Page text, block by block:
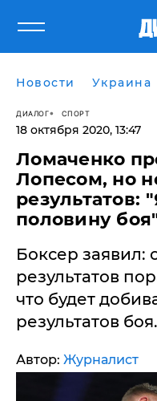
Новости Украина
ДИАЛОГ СПОРТ
18 октября 2020, 13:47
Ломаченко
Лопесом, но
результатов:
половину
Боксер заявил:
результатов
что будет
результатов боя.
Автор: Журналист